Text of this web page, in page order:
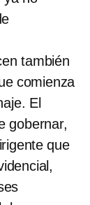
también
comienza
El
gobernar,
que